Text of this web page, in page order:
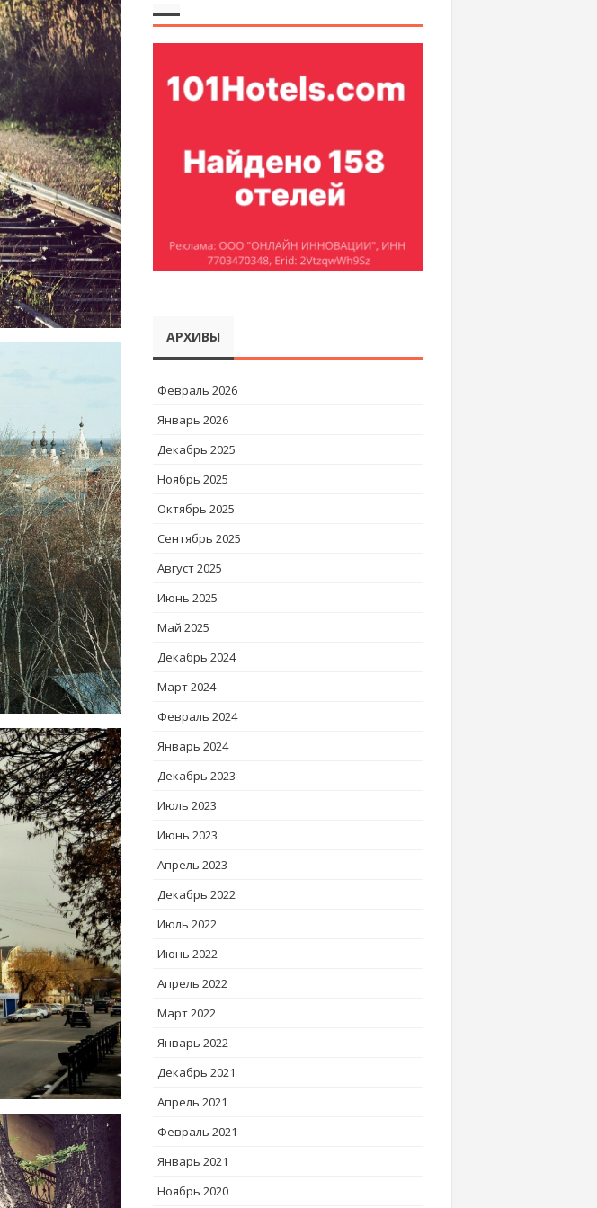
АРХИВЫ
Февраль 2026
Январь 2026
Декабрь 2025
Ноябрь 2025
Октябрь 2025
Сентябрь 2025
Август 2025
Июнь 2025
Май 2025
Декабрь 2024
Март 2024
Февраль 2024
Январь 2024
Декабрь 2023
Июль 2023
Июнь 2023
Апрель 2023
Декабрь 2022
Июль 2022
Июнь 2022
Апрель 2022
Март 2022
Январь 2022
Декабрь 2021
Апрель 2021
Февраль 2021
Январь 2021
Ноябрь 2020